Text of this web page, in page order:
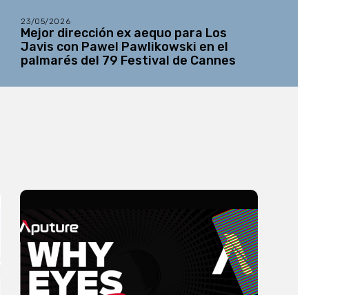
23/05/2026
Mejor dirección ex aequo para Los
Javis con Pawel Pawlikowski en el
palmarés del 79 Festival de Cannes